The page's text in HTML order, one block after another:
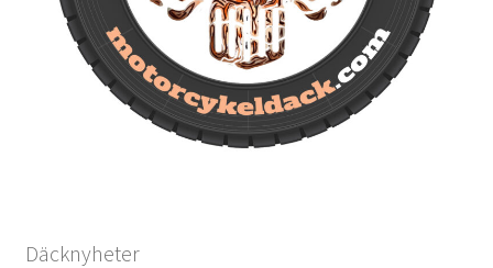
Däcknyheter